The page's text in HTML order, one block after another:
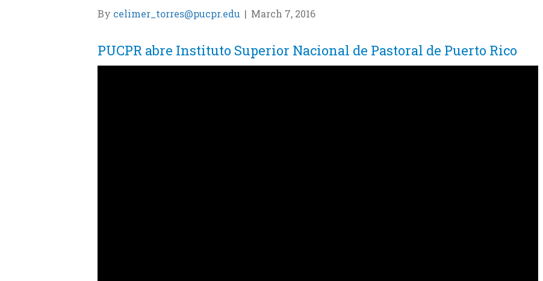
By celimer_torres@pucpr.edu | March 7, 2016
PUCPR abre Instituto Superior Nacional de Pastoral de Puerto Rico